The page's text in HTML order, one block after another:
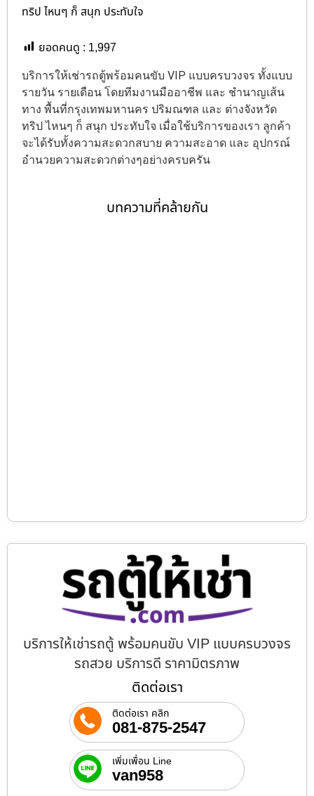
ทริป ไหนๆ ก็ สนุก ประทับใจ
ยอดคนดู : 1,997
บริการให้เช่ารถตู้พร้อมคนขับ VIP แบบครบวงจร ทั้งแบบ
รายวัน รายเดือน โดยทีมงานมืออาชีพ และ ชำนาญเส้น
ทาง พื้นที่กรุงเทพมหานคร ปริมณฑล และ ต่างจังหวัด
ทริป ไหนๆ ก็ สนุก ประทับใจ เมื่อใช้บริการของเรา ลูกค้า
จะได้รับทั้งความสะดวกสบาย ความสะอาด และ อุปกรณ์
อำนวยความสะดวกต่างๆอย่างครบครัน
บทความที่คล้ายกัน
บริการให้เช่ารถตู้ พร้อมคนขับ VIP แบบครบวงจร
รถสวย บริการดี ราคามิตรภาพ
ติดต่อเรา
ติดต่อเรา คลิก
081-875-2547
เพิ่มเพื่อน Line
van958